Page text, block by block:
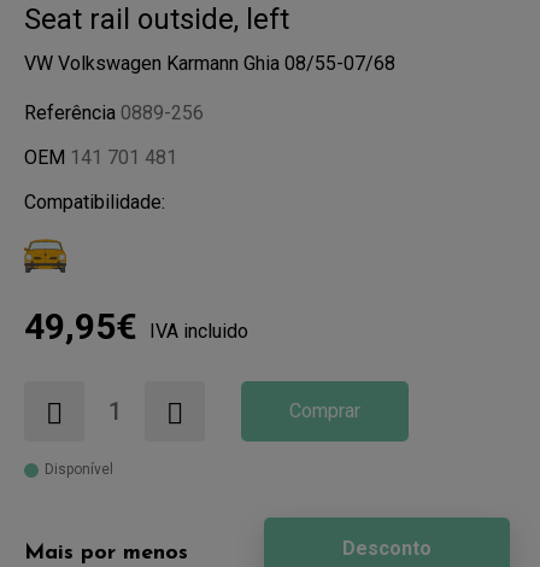
Seat rail outside, left
VW Volkswagen Karmann Ghia 08/55-07/68
Referência 0889-256
OEM 141 701 481
Compatibilidade:
49,95€ IVA incluido
Comprar
Disponível
Mais por menos Desconto